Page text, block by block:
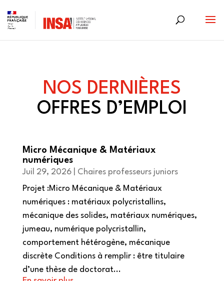
to
content
NOS DERNIÈRES
OFFRES D’EMPLOI
Micro Mécanique & Matériaux
numériques
Juil 29, 2026| Chaires professeurs juniors
Projet :Micro Mécanique & Matériaux
numériques : matériaux polycristallins,
mécanique des solides, matériaux numériques,
jumeau, numérique polycristallin,
comportement hétérogène, mécanique
discrète Conditions à remplir : être titulaire
d’une thèse de doctorat...